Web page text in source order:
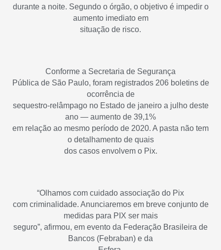
durante a noite. Segundo o órgão, o objetivo é impedir o
aumento imediato em
situação de risco.
Conforme a Secretaria de Segurança
Pública de São Paulo, foram registrados 206 boletins de
ocorrência de
sequestro-relâmpago no Estado de janeiro a julho deste
ano — aumento de 39,1%
em relação ao mesmo período de 2020. A pasta não tem
o detalhamento de quais
dos casos envolvem o Pix.
“Olhamos com cuidado associação do Pix
com criminalidade. Anunciaremos em breve conjunto de
medidas para PIX ser mais
seguro”, afirmou, em evento da Federação Brasileira de
Bancos (Febraban) e da